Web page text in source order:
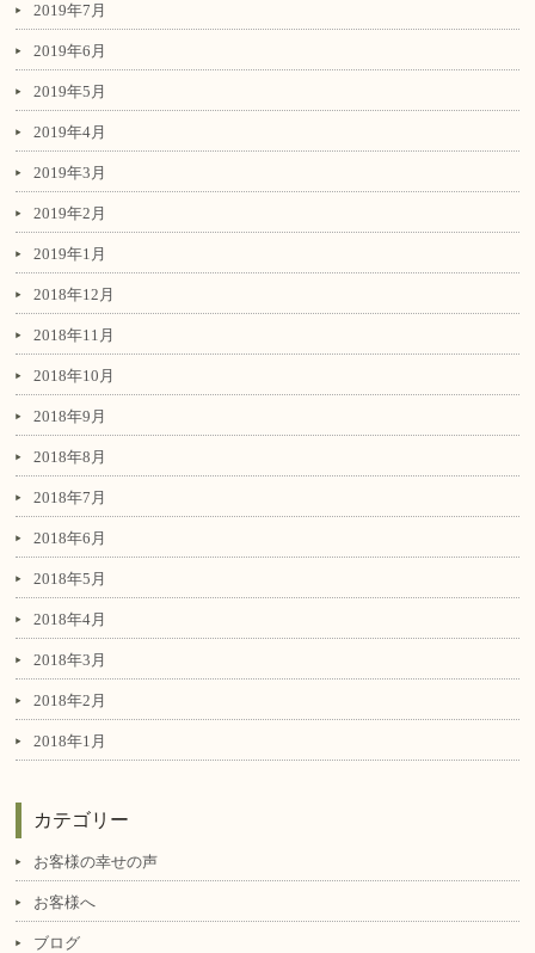
2019年7月
2019年6月
2019年5月
2019年4月
2019年3月
2019年2月
2019年1月
2018年12月
2018年11月
2018年10月
2018年9月
2018年8月
2018年7月
2018年6月
2018年5月
2018年4月
2018年3月
2018年2月
2018年1月
カテゴリー
お客様の幸せの声
お客様へ
ブログ